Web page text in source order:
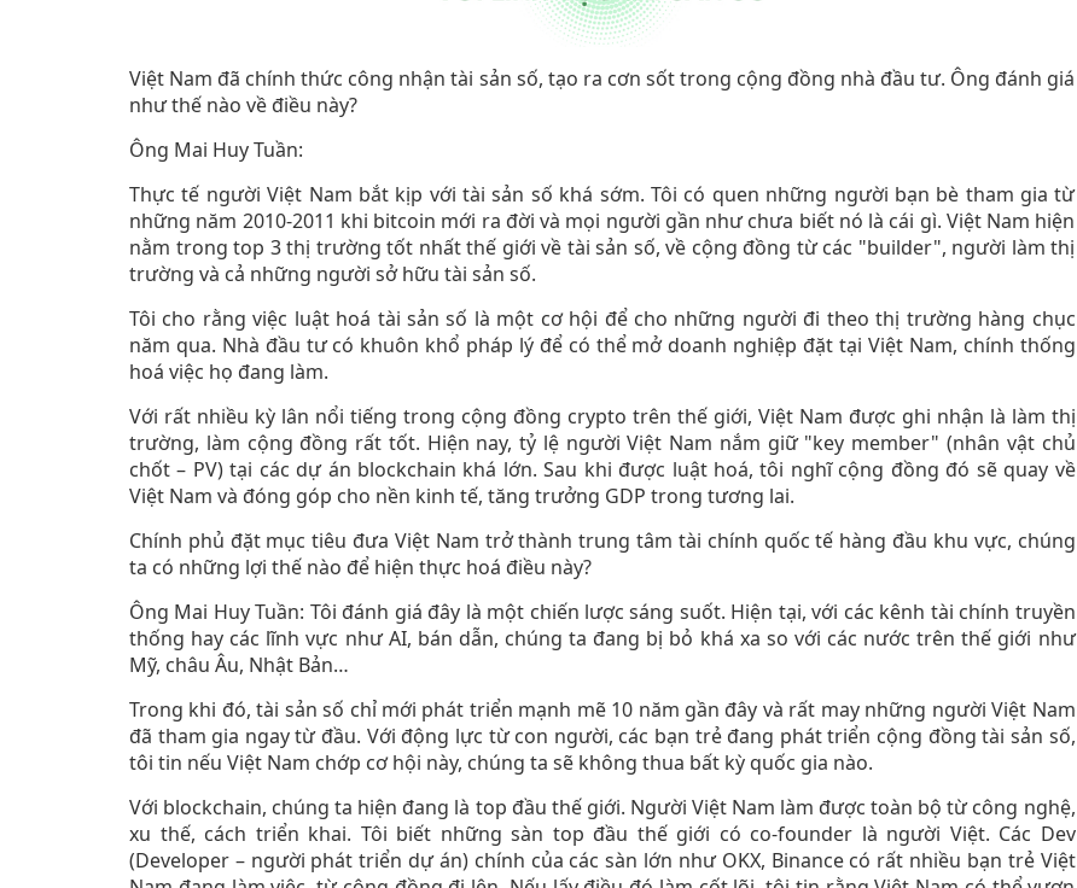
Việt Nam đã chính thức công nhận tài sản số, tạo ra cơn sốt trong cộng đồng nhà đầu tư. Ông đánh giá
như thế nào về điều này?
Ông Mai Huy Tuần:
Thực tế người Việt Nam bắt kịp với tài sản số khá sớm. Tôi có quen những người bạn bè tham gia từ
những năm 2010-2011 khi bitcoin mới ra đời và mọi người gần như chưa biết nó là cái gì. Việt Nam hiện
nằm trong top 3 thị trường tốt nhất thế giới về tài sản số, về cộng đồng từ các "builder", người làm thị
trường và cả những người sở hữu tài sản số.
Tôi cho rằng việc luật hoá tài sản số là một cơ hội để cho những người đi theo thị trường hàng chục
năm qua. Nhà đầu tư có khuôn khổ pháp lý để có thể mở doanh nghiệp đặt tại Việt Nam, chính thống
hoá việc họ đang làm.
Với rất nhiều kỳ lân nổi tiếng trong cộng đồng crypto trên thế giới, Việt Nam được ghi nhận là làm thị
trường, làm cộng đồng rất tốt. Hiện nay, tỷ lệ người Việt Nam nắm giữ "key member" (nhân vật chủ
chốt – PV) tại các dự án blockchain khá lớn. Sau khi được luật hoá, tôi nghĩ cộng đồng đó sẽ quay về
Việt Nam và đóng góp cho nền kinh tế, tăng trưởng GDP trong tương lai.
Chính phủ đặt mục tiêu đưa Việt Nam trở thành trung tâm tài chính quốc tế hàng đầu khu vực, chúng
ta có những lợi thế nào để hiện thực hoá điều này?
Ông Mai Huy Tuần: Tôi đánh giá đây là một chiến lược sáng suốt. Hiện tại, với các kênh tài chính truyền
thống hay các lĩnh vực như AI, bán dẫn, chúng ta đang bị bỏ khá xa so với các nước trên thế giới như
Mỹ, châu Âu, Nhật Bản…
Trong khi đó, tài sản số chỉ mới phát triển mạnh mẽ 10 năm gần đây và rất may những người Việt Nam
đã tham gia ngay từ đầu. Với động lực từ con người, các bạn trẻ đang phát triển cộng đồng tài sản số,
tôi tin nếu Việt Nam chớp cơ hội này, chúng ta sẽ không thua bất kỳ quốc gia nào.
Với blockchain, chúng ta hiện đang là top đầu thế giới. Người Việt Nam làm được toàn bộ từ công nghệ,
xu thế, cách triển khai. Tôi biết những sàn top đầu thế giới có co-founder là người Việt. Các Dev
(Developer – người phát triển dự án) chính của các sàn lớn như OKX, Binance có rất nhiều bạn trẻ Việt